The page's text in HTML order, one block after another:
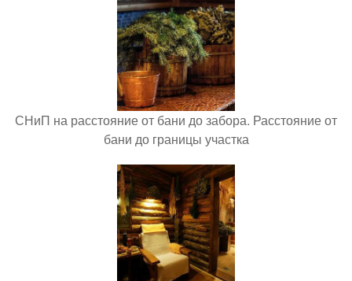
СНиП на расстояние от бани до забора. Расстояние от
бани до границы участка